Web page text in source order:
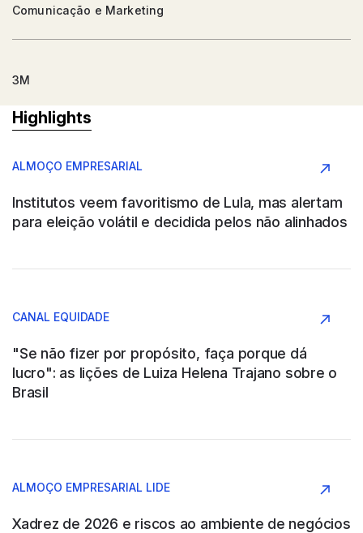
Comunicação e Marketing
3M
Argentina
Agronegócio
Highlights
ALMOÇO EMPRESARIAL
Institutos veem favoritismo de Lula, mas alertam
para eleição volátil e decidida pelos não alinhados
CANAL EQUIDADE
"Se não fizer por propósito, faça porque dá
lucro": as lições de Luiza Helena Trajano sobre o
Brasil
ALMOÇO EMPRESARIAL LIDE
Xadrez de 2026 e riscos ao ambiente de negócios